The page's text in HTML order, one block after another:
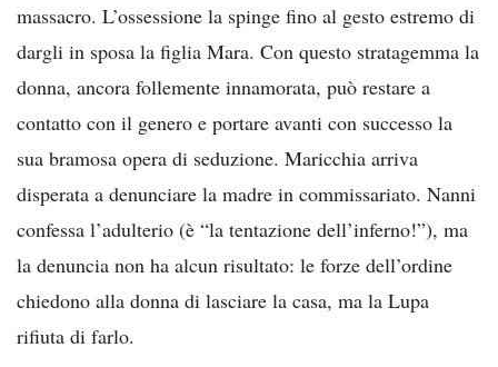
massacro. L’ossessione la spinge fino al gesto estremo di
dargli in sposa la figlia Mara. Con questo stratagemma la
donna, ancora follemente innamorata, può restare a
contatto con il genero e portare avanti con successo la
sua bramosa opera di seduzione. Maricchia arriva
disperata a denunciare la madre in commissariato. Nanni
confessa l’adulterio (è “la tentazione dell’inferno!”), ma
la denuncia non ha alcun risultato: le forze dell’ordine
chiedono alla donna di lasciare la casa, ma la Lupa
rifiuta di farlo.